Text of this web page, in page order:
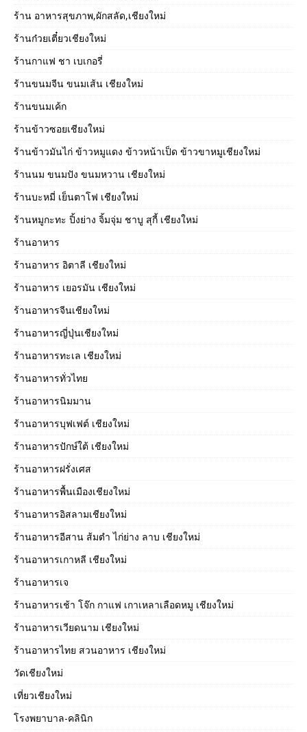
ร้าน อาหารสุขภาพ,ผักสลัด,เชียงใหม่
ร้านก๋วยเตี๋ยวเชียงใหม่
ร้านกาแฟ ชา เบเกอรี่
ร้านขนมจีน ขนมเส้น เชียงใหม่
ร้านขนมเค้ก
ร้านข้าวซอยเชียงใหม่
ร้านข้าวมันไก่ ข้าวหมูแดง ข้าวหน้าเป็ด ข้าวขาหมูเชียงใหม่
ร้านนม ขนมปัง ขนมหวาน เชียงใหม่
ร้านบะหมี่ เย็นตาโฟ เชียงใหม่
ร้านหมูกะทะ ปิ้งย่าง จิ้มจุ่ม ชาบู สุกี้ เชียงใหม่
ร้านอาหาร
ร้านอาหาร อิตาลี เชียงใหม่
ร้านอาหาร เยอรมัน เชียงใหม่
ร้านอาหารจีนเชียงใหม่
ร้านอาหารญี่ปุ่นเชียงใหม่
ร้านอาหารทะเล เชียงใหม่
ร้านอาหารทั่วไทย
ร้านอาหารนิมมาน
ร้านอาหารบุฟเฟต์ เชียงใหม่
ร้านอาหารปักษ์ใต้ เชียงใหม่
ร้านอาหารฝรั่งเศส
ร้านอาหารพื้นเมืองเชียงใหม่
ร้านอาหารอิสลามเชียงใหม่
ร้านอาหารอีสาน ส้มตำ ไก่ย่าง ลาบ เชียงใหม่
ร้านอาหารเกาหลี เชียงใหม่
ร้านอาหารเจ
ร้านอาหารเช้า โจ๊ก กาแฟ เกาเหลาเลือดหมู เชียงใหม่
ร้านอาหารเวียดนาม เชียงใหม่
ร้านอาหารไทย สวนอาหาร เชียงใหม่
วัดเชียงใหม่
เที่ยวเชียงใหม่
โรงพยาบาล-คลินิก